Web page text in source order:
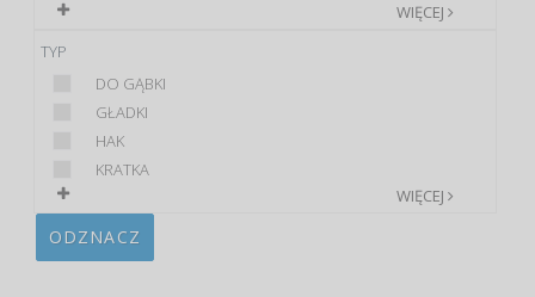
WIĘCEJ
TYP
DO GĄBKI
GŁADKI
HAK
KRATKA
WIĘCEJ
ODZNACZ